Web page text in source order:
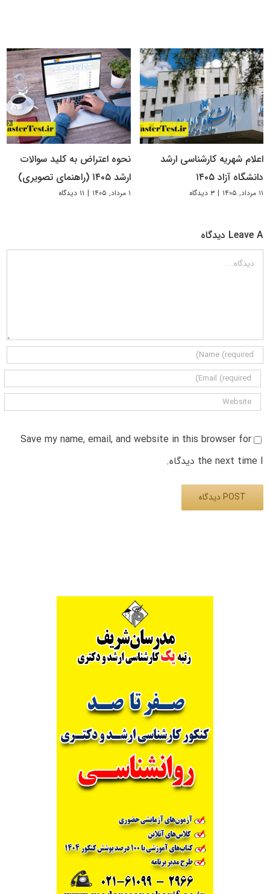
اعلام شهریه کارشناسی ارشد
دانشگاه آزاد ۱۴۰۵
۱۱ مرداد, ۱۴۰۵ | ۳ دیدگاه
نحوه اعتراض به کلید سوالات
ارشد ۱۴۰۵ (راهنمای تصویری)
۱ مرداد, ۱۴۰۵ | ۱۱ دیدگاه
Leave A دیدگاه
دیدگاه
Save my name, email, and website in this browser for
the next time I دیدگاه.